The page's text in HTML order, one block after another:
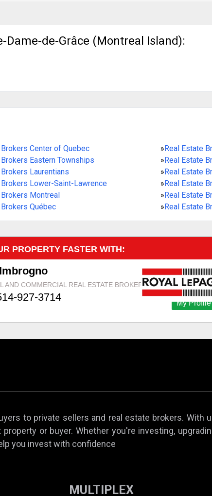
de-Grâce (Montreal Island):
Center of Quebec » Real Estate
Eastern Townships » Real Estate
Laurentians » Real Estate
Brokers Lower-Saint-Lawrence » Real Estate
Montreal » Real Estate
Québec » Real Estate
to private sellers and real estate brokers. With
or buyer. Whether you're investing,
you invest with confidence
MULTIPLEX